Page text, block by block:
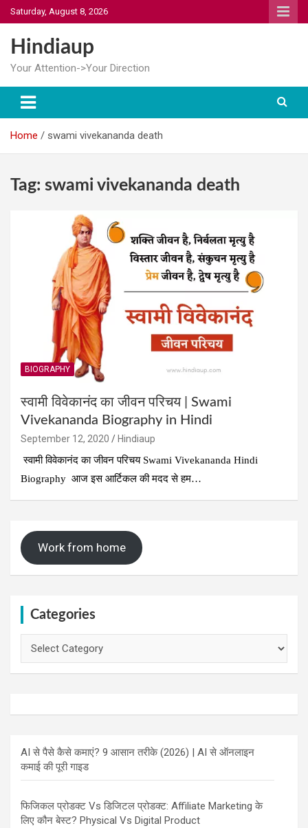
Skip
to
content
Saturday, August 8, 2026
Hindiaup
Your Attention->Your Direction
Home swami vivekananda death
Tag: swami vivekananda death
BIOGRAPHY
स्वामी विवेकानंद का जीवन परिचय | Swami
Vivekananda Biography in Hindi
September 12, 2020
Hindiaup
स्वामी विवेकानंद का जीवन परिचय Swami Vivekananda Hindi
Biography आज इस आर्टिकल की मदद से हम…
Work from home
Categories
AI से पैसे कैसे कमाएं? 9 आसान तरीके (2026) | AI से ऑनलाइन
कमाई की पूरी गाइड
फिजिकल प्रोडक्ट Vs डिजिटल प्रोडक्ट: Affiliate Marketing के
लिए कौन बेस्ट? Physical Vs Digital Product